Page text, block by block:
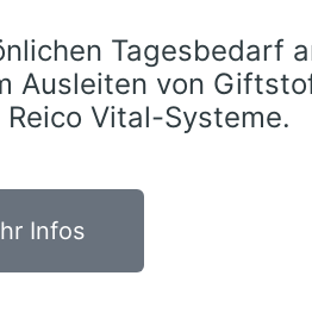
Tagesbedarf
Ausleiten von
Vital-Systeme.
Infos